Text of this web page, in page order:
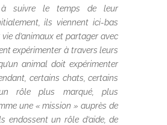
suivre le temps de leur
ils viennent ici-bas
d’animaux et partager avec
expérimenter à travers leurs
animal doit expérimenter
certains chats, certains
rôle plus marqué, plus
une « mission » auprès de
endossent un rôle d’aide, de